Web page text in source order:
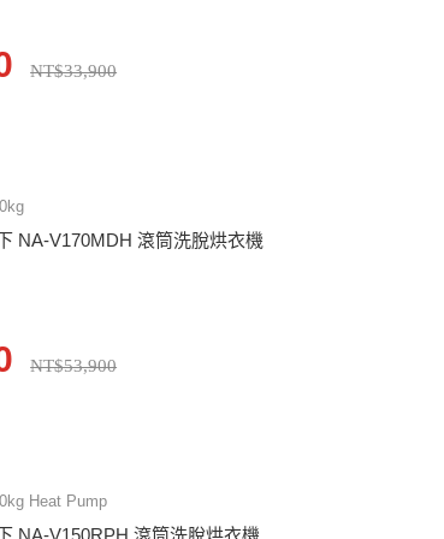
NT$33,900
NA-V170MDH 滾筒洗脫烘衣機
NT$53,900
Heat Pump